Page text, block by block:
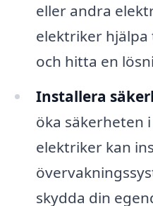
eller andra
elektriker
och hitta en
Installera
öka säkerheten
elektriker kan
skydda din